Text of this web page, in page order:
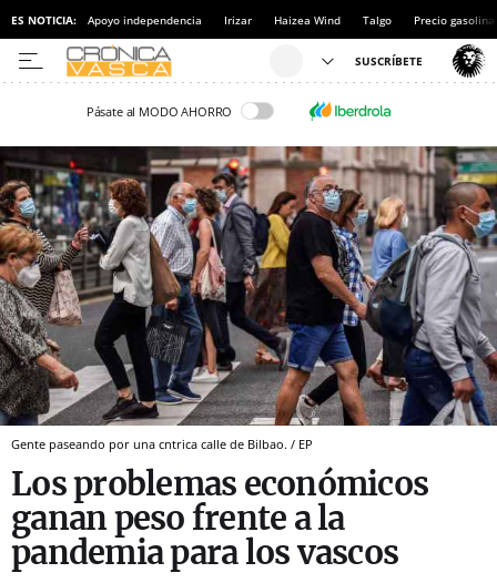
ES NOTICIA: Apoyo independencia Irizar Haizea Wind Talgo Precio gasolina
Pásate al MODO AHORRO
Gente paseando por una cntrica calle de Bilbao. / EP
Los problemas económicos
ganan peso frente a la
pandemia para los vascos